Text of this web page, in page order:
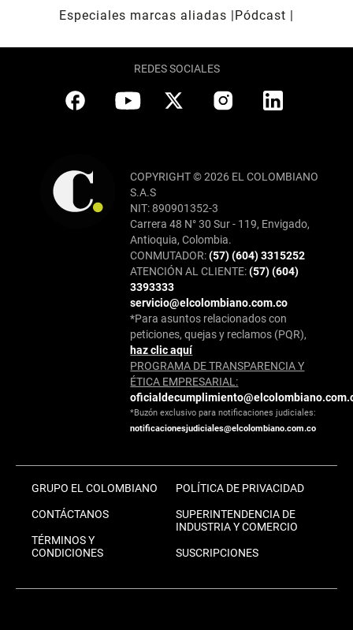
Especiales marcas aliadas
Pódcast
REDES SOCIALES
COPYRIGHT © 2026 EL COLOMBIANO
S.A.S
NIT: 890901352-3
Carrera 48 N° 30 Sur - 119, Envigado,
Antioquia, Colombia.
CONMUTADOR:(57) (604) 3315252
ATENCIÓN AL CLIENTE:(57) (604)
3393333
servicio@elcolombiano.com.co
*Para asuntos relacionados con
peticiones, quejas y reclamos (PQR),
haz clic aquí
PROGRAMA DE TRANSPARENCIA Y
ÉTICA EMPRESARIAL:
*Buzón exclusivo para notificaciones judiciales:
notificacionesjudiciales@elcolombiano.com.co
GRUPO EL COLOMBIANO
CONTÁCTANOS
TÉRMINOS Y
CONDICIONES
POLÍTICA DE PRIVACIDAD
SUPERINTENDENCIA DE
INDUSTRIA Y COMERCIO
SUSCRIPCIONES